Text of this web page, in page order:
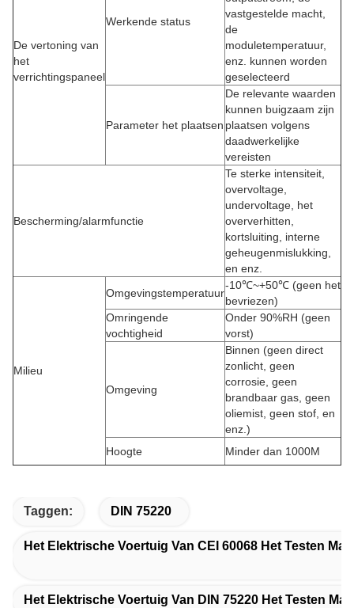
De vertoning van
het
verrichtingspaneel
Werkende status
vastgestelde macht,
de
moduletemperatuur,
enz. kunnen worden
geselecteerd
Parameter het plaatsen
De relevante waarden
kunnen buigzaam zijn
plaatsen volgens
daadwerkelijke
vereisten
Bescherming/alarmfunctie
Te sterke intensiteit,
overvoltage,
undervoltage, het
oververhitten,
kortsluiting, interne
geheugenmislukking,
en enz.
Milieu
Omgevingstemperatuur
-10℃~+50℃ (geen het
bevriezen)
Omringende
vochtigheid
Onder 90%RH (geen
vorst)
Omgeving
Binnen (geen direct
zonlicht, geen
corrosie, geen
brandbaar gas, geen
oliemist, geen stof, en
enz.)
Hoogte
Minder dan 1000M
Taggen: DIN 75220
Het Elektrische Voertuig Van CEI 60068 Het Testen
Het Elektrische Voertuig Van DIN 75220 Het Testen